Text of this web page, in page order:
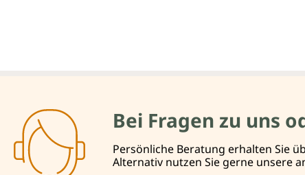
Bei Fragen zu uns
Persönliche Beratung erhalten Sie
Alternativ nutzen Sie gerne unsere